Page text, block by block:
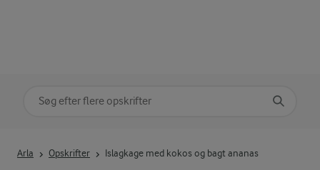
Arla Opskrifter Islagkage med kokos og bagt ananas
Søg på kategori